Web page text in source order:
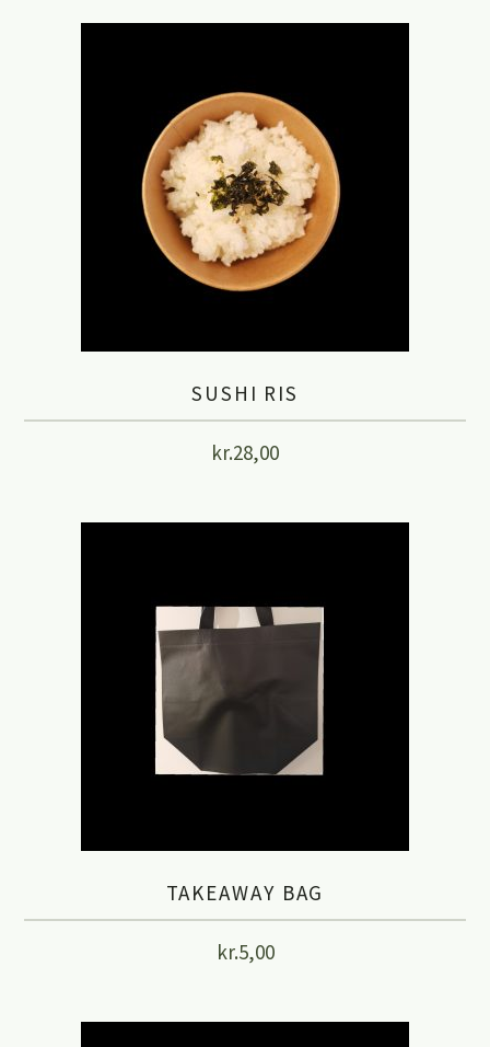
SUSHI RIS
kr.28,00
TAKEAWAY BAG
kr.5,00